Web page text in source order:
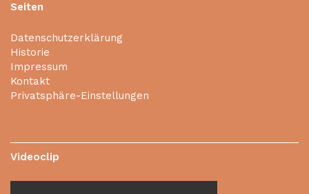
Seiten
Datenschutzerklärung
Historie
Impressum
Kontakt
Privatsphäre-Einstellungen
Videoclip